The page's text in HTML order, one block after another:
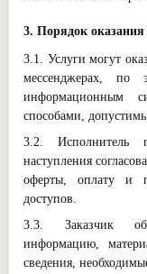
3. Порядок оказания
3.1. Услуги могут
мессенджерах, по
информационным
способами,
3.2. Исполнитель
наступления
оферты, оплату и
доступов.
3.3. Заказчик
информацию,
сведения,